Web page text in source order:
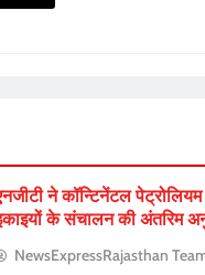
ने कॉन्टिनेंटल
के संचालन की अंतरिम
NewsExpressRajasthan